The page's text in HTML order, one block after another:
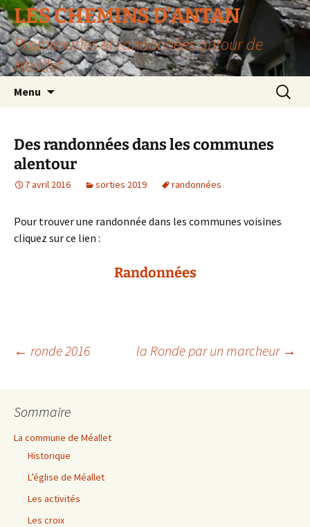
LES CHEMINS D’ANTAN
Promenades et randonnées autour de
Meallet
Menu
Des randonnées dans les communes
alentour
7 avril 2016 sorties 2019 randonnées
Pour trouver une randonnée dans les communes voisines
cliquez sur ce lien :
Randonnées
Navigation
des
articles
← ronde 2016 la Ronde par un marcheur →
Sommaire
La commune de Méallet
Historique
L’église de Méallet
Les activités
Les croix